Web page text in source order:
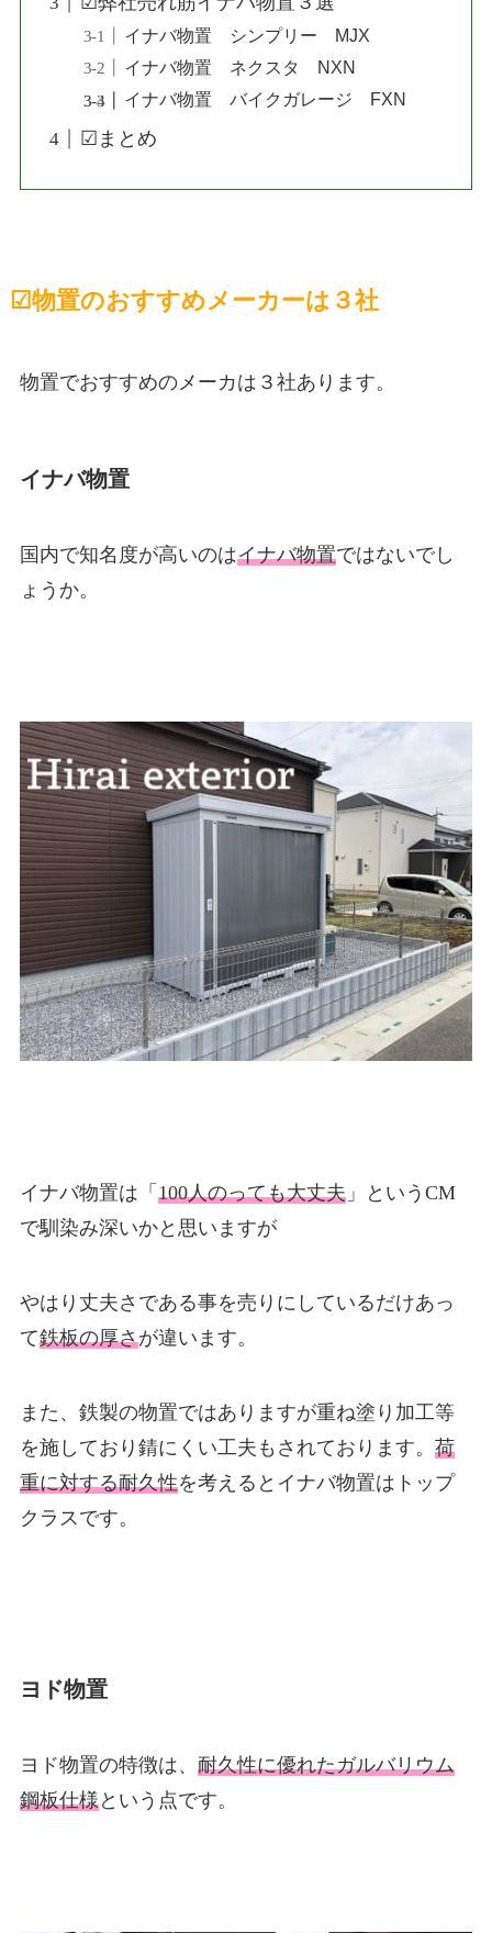
イナバ物置 シンプリー MJX
イナバ物置 ネクスタ NXN
イナバ物置 バイクガレージ FXN
☑︎まとめ
☑︎物置のおすすめメーカーは３社
物置でおすすめのメーカは３社あります。
イナバ物置
国内で知名度が高いのはイナバ物置ではないでし
ょうか。
イナバ物置は「 100人のっても大丈夫」というCM
で馴染み深いかと思いますが
やはり丈夫さである事を売りにしているだけあっ
て鉄板の厚さが違います。
また、鉄製の物置ではありますが重ね塗り加工等
を施しており錆にくい工夫もされております。 荷
重に対する耐久性を考えるとイナバ物置はトップ
クラスです。
ヨド物置
ヨド物置の特徴は、 耐久性に優れたガルバリウム
鋼板仕様という点です。